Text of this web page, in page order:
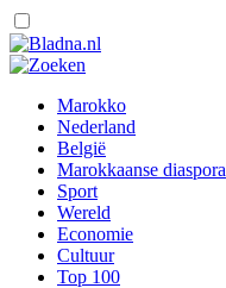
Marokko
Nederland
België
Marokkaanse diaspora
Sport
Wereld
Economie
Cultuur
Top 100